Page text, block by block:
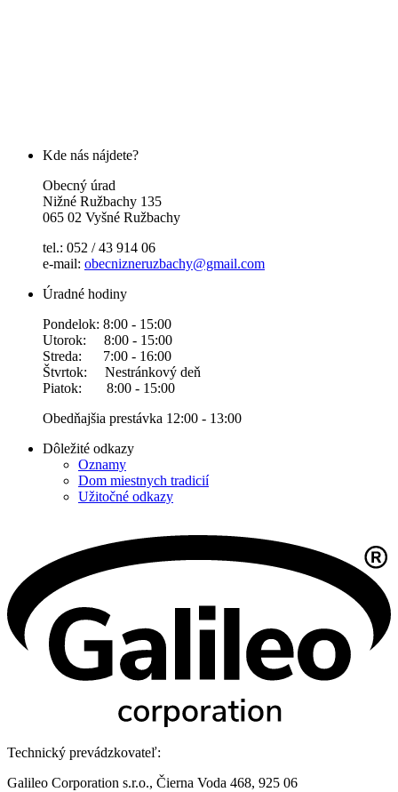
Kde nás nájdete?
Obecný úrad
Nižné Ružbachy 135
065 02 Vyšné Ružbachy
tel.: 052 / 43 914 06
e-mail: obecnizneruzbachy@gmail.com
Úradné hodiny
Pondelok: 8:00 - 15:00
Utorok: 8:00 - 15:00
Streda: 7:00 - 16:00
Štvrtok: Nestránkový deň
Piatok: 8:00 - 15:00
Obedňajšia prestávka 12:00 - 13:00
Dôležité odkazy
Oznamy
Dom miestnych tradicií
Užitočné odkazy
Technický prevádzkovateľ:
Galileo Corporation s.r.o., Čierna Voda 468, 925 06